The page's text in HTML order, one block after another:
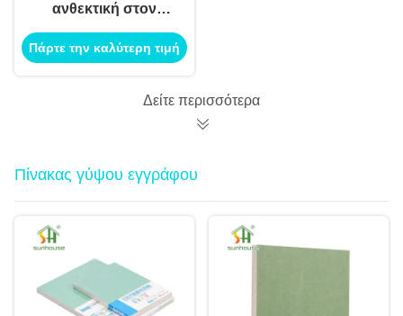
ανθεκτική στον
καπνό πλαστική
οροφή 603x603mm
Πάρτε την καλύτερη τιμή
Δείτε περισσότερα
Πίνακας γύψου εγγράφου